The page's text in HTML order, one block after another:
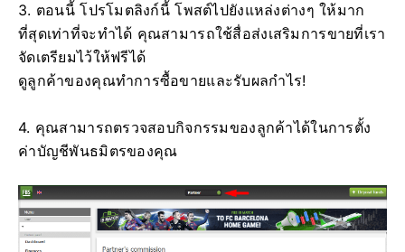
3. ตอนนี้ โปรโมตลิงก์นี้ โพสต์ไปยังแหล่งต่างๆ ให้มาก
ที่สุดเท่าที่จะทำได้ คุณสามารถใช้สื่อส่งเสริมการขายที่เรา
จัดเตรียมไว้ให้ฟรีได้
ดูลูกค้าของคุณทำการซื้อขายและรับผลกำไร!
4. คุณสามารถตรวจสอบกิจกรรมของลูกค้าได้ในการตั้ง
ค่าบัญชีพันธมิตรของคุณ